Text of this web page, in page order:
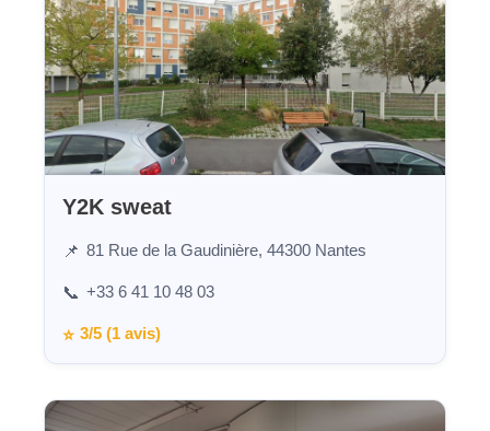
Y2K sweat
📌 81 Rue de la Gaudinière, 44300 Nantes
📞 +33 6 41 10 48 03
⭐ 3/5 (1 avis)